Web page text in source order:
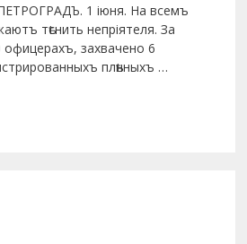
1 іюня. На всемъ
тѣснить непріятеля. За
захвачено 6
плѣнныхъ …